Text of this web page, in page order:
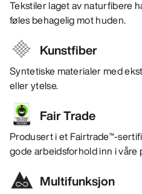
Tekstiler laget av naturfibere
føles behagelig mot huden.
Kunstfiber
Syntetiske materialer med
eller ytelse.
Fair Trade
Produsert i et Fairtrade™-
gode arbeidsforhold inn i våre
Multifunksjon